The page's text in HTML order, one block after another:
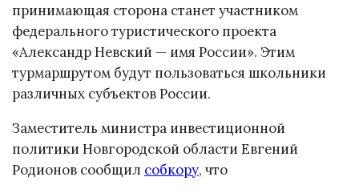
принимающая сторона станет участником
федерального туристического проекта
«Александр Невский — имя России». Этим
турмаршрутом будут пользоваться школьники
различных субъектов России.
Заместитель министра инвестиционной
политики Новгородской области Евгений
Родионов сообщил собкору, что